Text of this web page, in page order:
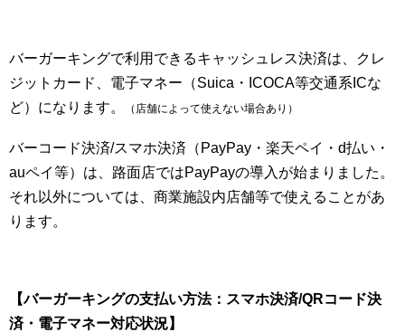
バーガーキングで利用できるキャッシュレス決済は、クレ
ジットカード、電子マネー（Suica・ICOCA等交通系ICな
ど）になります。
（店舗によって使えない場合あり）
バーコード決済/スマホ決済（PayPay・楽天ペイ・d払い・
auペイ等）は、路面店ではPayPayの導入が始まりました。
それ以外については、商業施設内店舗等で使えることがあ
ります。
【バーガーキングの支払い方法：スマホ決済/QRコード決
済・電子マネー対応状況】